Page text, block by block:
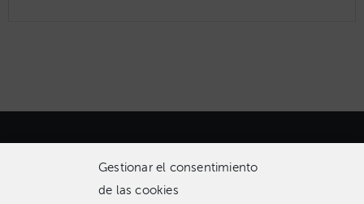
Gestionar el consentimiento
de las cookies